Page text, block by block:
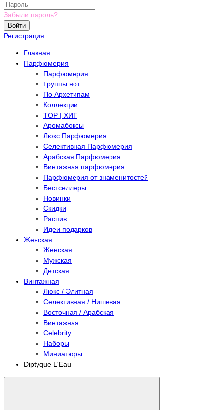
Забыли пароль?
Войти
Регистрация
Главная
Парфюмерия
Парфюмерия
Группы нот
По Архетипам
Коллекции
TOP | ХИТ
Аромабоксы
Люкс Парфюмерия
Селективная Парфюмерия
Арабская Парфюмерия
Винтажная парфюмерия
Парфюмерия от знаменитостей
Бестселлеры
Новинки
Скидки
Распив
Идеи подарков
Женская
Женская
Мужская
Детская
Винтажная
Люкс / Элитная
Селективная / Нишевая
Восточная / Арабская
Винтажная
Celebrity
Наборы
Миниатюры
Diptyque L'Eau